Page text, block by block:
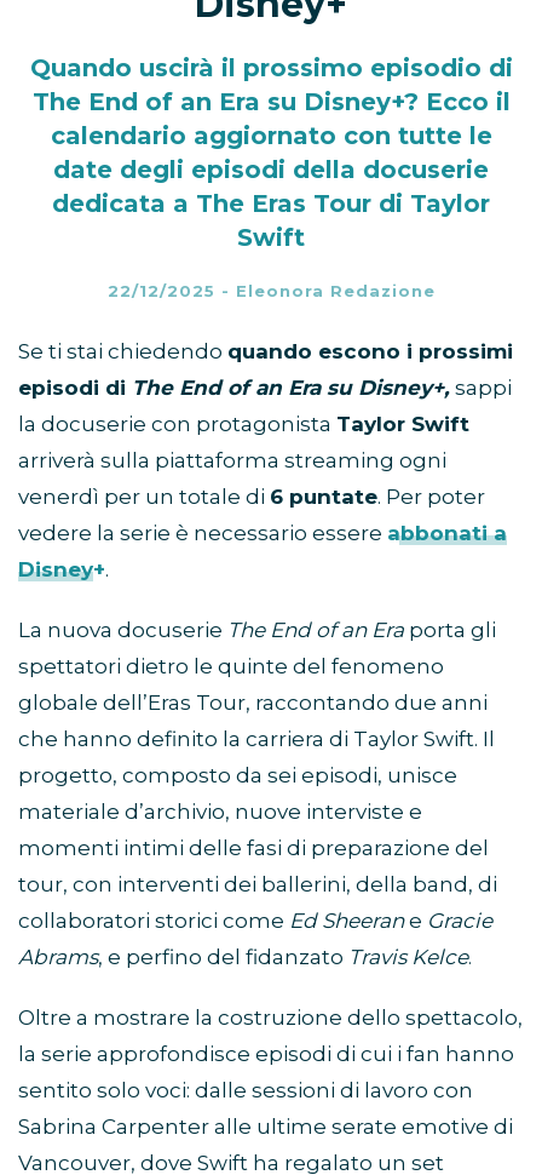
Quando uscirà il prossimo episodio di
The End of an Era su Disney+? Ecco il
calendario aggiornato con tutte le
date degli episodi della docuserie
dedicata a The Eras Tour di Taylor
Swift
22/12/2025 - Eleonora Redazione
Se ti stai chiedendo quando escono i prossimi
episodi di The End of an Era su Disney+, sappi
la docuserie con protagonista Taylor Swift
arriverà sulla piattaforma streaming ogni
venerdì per un totale di 6 puntate. Per poter
vedere la serie è necessario essere abbonati a
Disney+.
La nuova docuserie The End of an Era porta gli
spettatori dietro le quinte del fenomeno
globale dell’Eras Tour, raccontando due anni
che hanno definito la carriera di Taylor Swift. Il
progetto, composto da sei episodi, unisce
materiale d’archivio, nuove interviste e
momenti intimi delle fasi di preparazione del
tour, con interventi dei ballerini, della band, di
collaboratori storici come Ed Sheerane Gracie
Abrams, e perfino del fidanzato Travis Kelce.
Oltre a mostrare la costruzione dello spettacolo,
la serie approfondisce episodi di cui i fan hanno
sentito solo voci: dalle sessioni di lavoro con
Sabrina Carpenter alle ultime serate emotive di
Vancouver, dove Swift ha regalato un set